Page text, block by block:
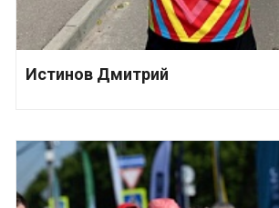
Истинов Дмитрий